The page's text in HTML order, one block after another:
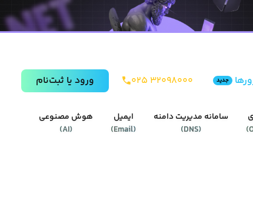
جدید ۰۲۵ ۳۲۰۹۸۰۰۰ ورود يا ثبت‌نام
هوش مصنوعی
(
AI
)
ایمیل
(
Email
)
سامانه مدیریت دامنه
(
DNS
) )